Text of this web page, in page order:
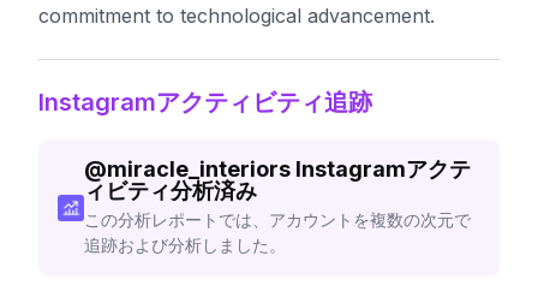
commitment to technological advancement.
Instagramアクティビティ追跡
@miracle_interiors Instagramアクテ
ィビティ分析済み
この分析レポートでは、アカウントを複数の次元で
追跡および分析しました。